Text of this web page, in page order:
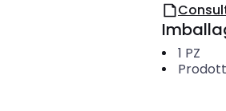
1 PZ